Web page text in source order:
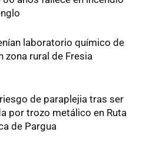
laboratorio químico de
zona rural de Fresia
de paraplejia tras ser
por trozo metálico en Ruta
de Pargua